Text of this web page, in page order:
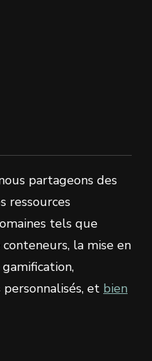
partageons des
ressources
tels que
la mise en
personnalisés, et bien